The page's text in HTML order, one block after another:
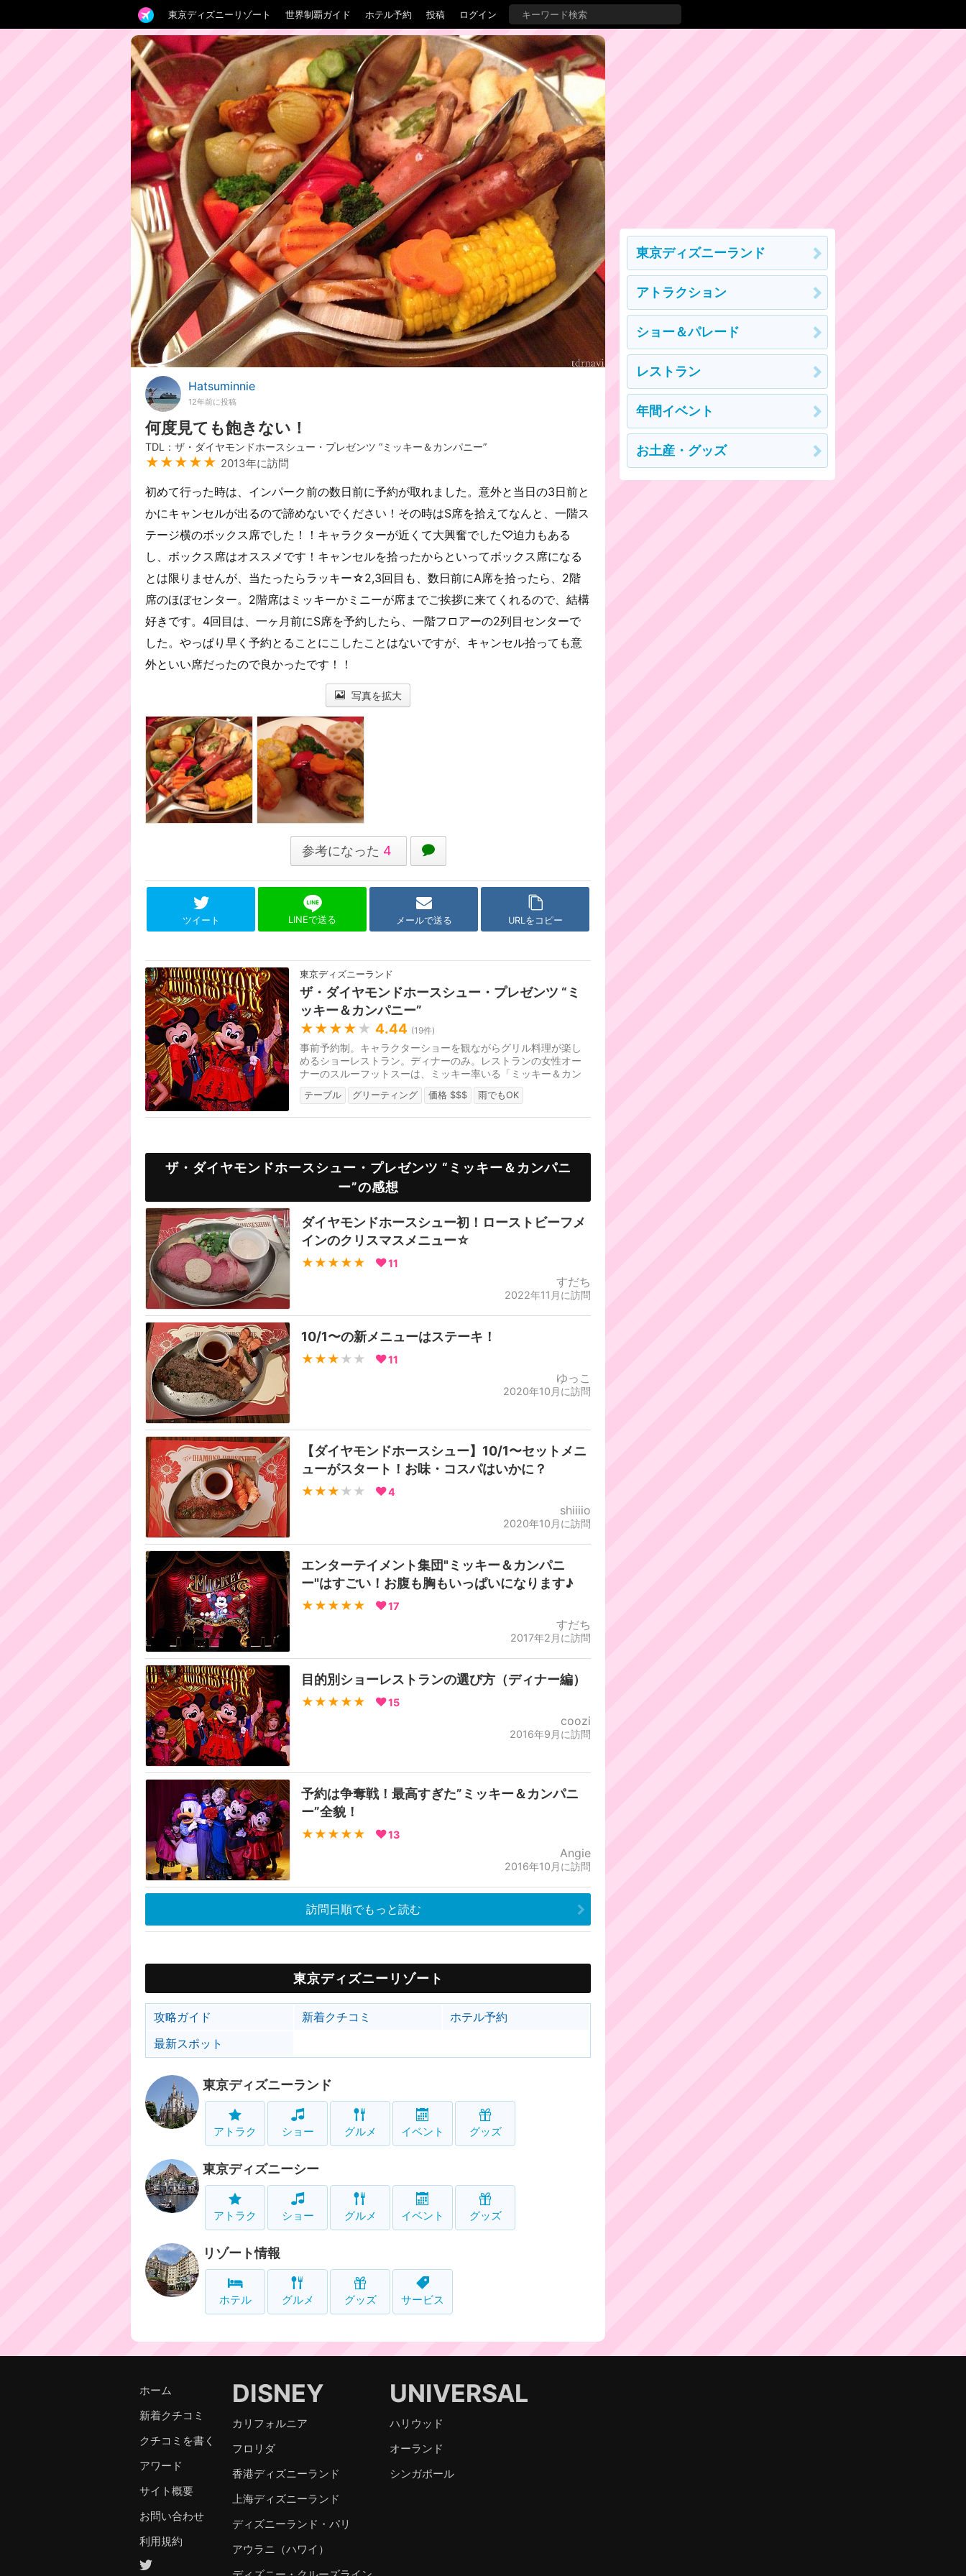
東京ディズニーリゾート 世界制覇ガイド ホテル予約 投稿 ログイン
Hatsuminnie
12年前に投稿
何度見ても飽きない！
TDL：ザ・ダイヤモンドホースシュー・プレゼンツ “ミッキー＆カンパニー”
★★★★★ 2013年に訪問
初めて行った時は、インパーク前の数日前に予約が取れました。意外と当日の3日前と
かにキャンセルが出るので諦めないでください！その時はS席を拾えてなんと、一階ス
テージ横のボックス席でした！！キャラクターが近くて大興奮でした♡迫力もある
し、ボックス席はオススメです！キャンセルを拾ったからといってボックス席になる
とは限りませんが、当たったらラッキー☆2,3回目も、数日前にA席を拾ったら、2階
席のほぼセンター。2階席はミッキーかミニーが席までご挨拶に来てくれるので、結構
好きです。4回目は、一ヶ月前にS席を予約したら、一階フロアーの2列目センターで
した。やっぱり早く予約とることにこしたことはないですが、キャンセル拾っても意
外といい席だったので良かったです！！
写真を拡大
参考になった 4
ツイート LINEで送る メールで送る URLをコピー
東京ディズニーランド
ザ・ダイヤモンドホースシュー・プレゼンツ “ミ
ッキー＆カンパニー”
★★★★ ★ 4.44 (19件)
事前予約制。キャラクターショーを観ながらグリル料理が楽し
めるショーレストラン。ディナーのみ。レストランの女性オー
ナーのスルーフットスーは、ミッキー率いる「ミッキー＆カン
パニー」を招待し、一夜限りの...
テーブル グリーティング 価格 $$$ 雨でもOK
ザ・ダイヤモンドホースシュー・プレゼンツ “ミッキー＆カンパニ
ー”の感想
ダイヤモンドホースシュー初！ローストビーフメ
インのクリスマスメニュー☆
★★★★★ 11
すだち
2022年11月に訪問
10/1〜の新メニューはステーキ！
★★★ ★★ 11
ゆっこ
2020年10月に訪問
【ダイヤモンドホースシュー】10/1〜セットメニ
ューがスタート！お味・コスパはいかに？
★★★ ★★ 4
shiiiio
2020年10月に訪問
エンターテイメント集団"ミッキー＆カンパニ
ー"はすごい！お腹も胸もいっぱいになります♪
★★★★★ 17
すだち
2017年2月に訪問
目的別ショーレストランの選び方（ディナー編）
★★★★★ 15
coozi
2016年9月に訪問
予約は争奪戦！最高すぎた”ミッキー＆カンパニ
ー”全貌！
★★★★★ 13
Angie
2016年10月に訪問
訪問日順でもっと読む
東京ディズニーリゾート
攻略ガイド 新着クチコミ
ホテル予約
最新スポット
東京ディズニーランド
アトラク ショー グルメ イベント グッズ
東京ディズニーシー
アトラク ショー グルメ イベント グッズ
リゾート情報
ホテル グルメ グッズ サービス
東京ディズニーランド
アトラクション
ショー＆パレード
レストラン
年間イベント
お土産・グッズ
ホーム
新着クチコミ
クチコミを書く
アワード
サイト概要
お問い合わせ
利用規約
DISNEY
カリフォルニア
フロリダ
香港ディズニーランド
上海ディズニーランド
ディズニーランド・パリ
アウラニ（ハワイ）
UNIVERSAL
ハリウッド
オーランド
シンガポール